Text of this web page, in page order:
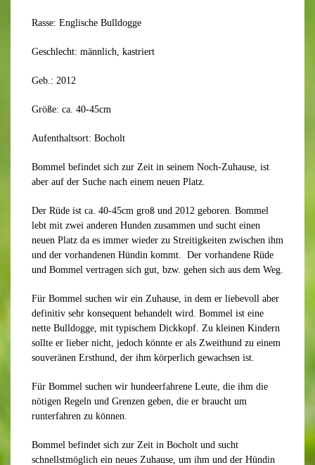
Rasse: Englische Bulldogge
Geschlecht: männlich, kastriert
Geb.: 2012
Größe: ca. 40-45cm
Aufenthaltsort: Bocholt
Bommel befindet sich zur Zeit in seinem Noch-Zuhause, ist
aber auf der Suche nach einem neuen Platz.
Der Rüde ist ca. 40-45cm groß und 2012 geboren. Bommel
lebt mit zwei anderen Hunden zusammen und sucht einen
neuen Platz da es immer wieder zu Streitigkeiten zwischen ihm
und der vorhandenen Hündin kommt. Der vorhandene Rüde
und Bommel vertragen sich gut, bzw. gehen sich aus dem Weg.
Für Bommel suchen wir ein Zuhause, in dem er liebevoll aber
definitiv sehr konsequent behandelt wird. Bommel ist eine
nette Bulldogge, mit typischem Dickkopf. Zu kleinen Kindern
sollte er lieber nicht, jedoch könnte er als Zweithund zu einem
souveränen Ersthund, der ihm körperlich gewachsen ist.
Für Bommel suchen wir hundeerfahrene Leute, die ihm die
nötigen Regeln und Grenzen geben, die er braucht um
runterfahren zu können.
Bommel befindet sich zur Zeit in Bocholt und sucht
schnellstmöglich ein neues Zuhause, um ihm und der Hündin